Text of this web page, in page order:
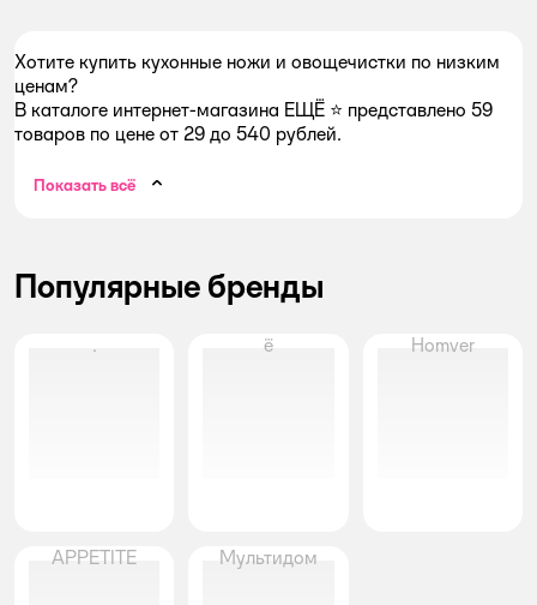
Хотите купить кухонные ножи и овощечистки по низким
ценам?
В каталоге интернет-магазина ЕЩЁ ⭐ представлено 59
товаров по цене от 29 до 540 рублей.
Показать всё
Популярные бренды
. ё Homver
APPETITE Мультидом